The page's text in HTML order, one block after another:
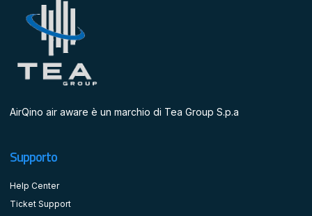
AirQino air aware è un marchio di Tea Group S.p.a
Supporto
Help Center
Ticket Support